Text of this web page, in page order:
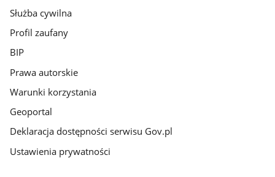
Służba cywilna
Profil zaufany
BIP
Prawa autorskie
Warunki korzystania
Geoportal
Deklaracja dostępności serwisu Gov.pl
Ustawienia prywatności